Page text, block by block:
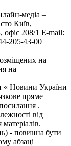
медіа –
Київ,
208/1 E-mail:
205-43-00
на
на
« Новини України
пряме
.
від
- повинна бути
абзаці